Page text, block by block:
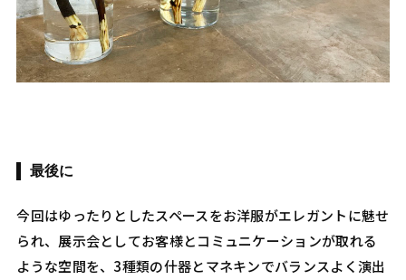
最後に
今回はゆったりとしたスペースをお洋服がエレガントに魅せ
られ、展示会としてお客様とコミュニケーションが取れる
ような空間を、3種類の什器とマネキンでバランスよく演出